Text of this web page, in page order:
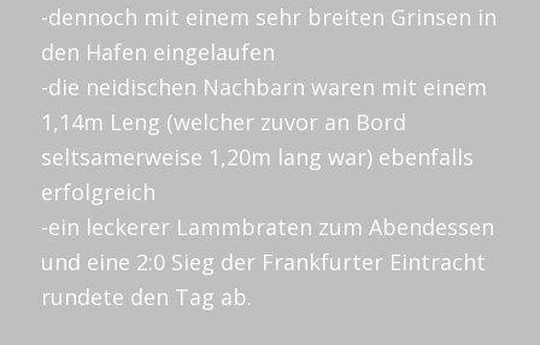
-dennoch mit einem sehr breiten Grinsen in
den Hafen eingelaufen
-die neidischen Nachbarn waren mit einem
1,14m Leng (welcher zuvor an Bord
seltsamerweise 1,20m lang war) ebenfalls
erfolgreich
-ein leckerer Lammbraten zum Abendessen
und eine 2:0 Sieg der Frankfurter Eintracht
rundete den Tag ab.